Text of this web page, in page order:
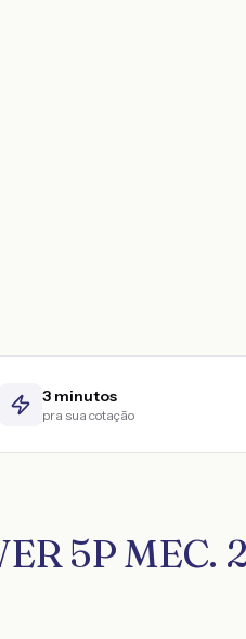
3 minutos
pra sua cotação
5P MEC.